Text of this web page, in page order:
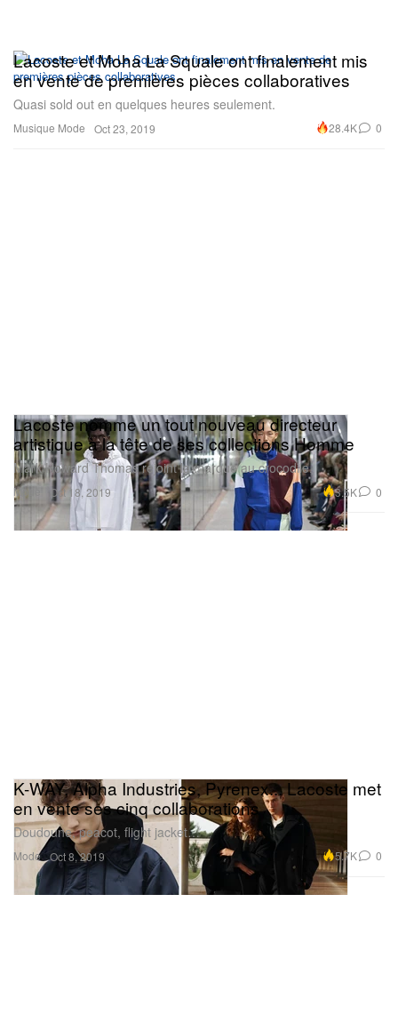
Musique Mode
Lacoste et Moha La Squale ont finalement mis
en vente de premières pièces collaboratives
Quasi sold out en quelques heures seulement.
Oct 23, 2019 28.4K 0
Mode
Lacoste nomme un tout nouveau directeur
artistique à la tête de ses collections Homme
Mark Howard Thomas rejoint la marque au crocodile.
Oct 18, 2019 3.5K 0
Mode
K-WAY, Alpha Industries, Pyrenex... Lacoste met
en vente ses cinq collaborations
Doudoune, peacot, flight jacket…
Oct 8, 2019 5.7K 0